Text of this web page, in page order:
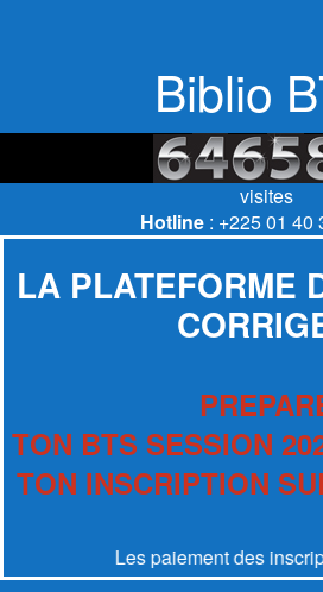
Biblio
visites
Hotline : +225 01 40
LA PLATEFORME
TON BTS SESSION
TON INSCRIPTION
Les paiement des